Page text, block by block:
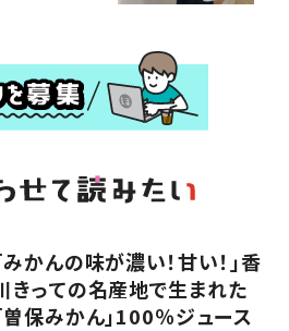
みかんの味が濃い！甘い！」香
きっての名産地で生まれた
曽保みかん」100％ジュース